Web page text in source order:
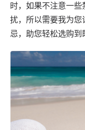
时，如果不注意一
扰，所以需要我为
忌，助您轻松选购到